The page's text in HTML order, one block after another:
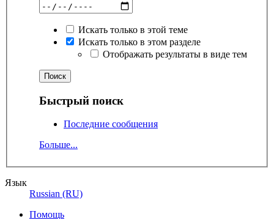
Искать только в этой теме
Искать только в этом разделе
Отображать результаты в виде тем
Быстрый поиск
Последние сообщения
Больше...
Язык
Russian (RU)
Помощь